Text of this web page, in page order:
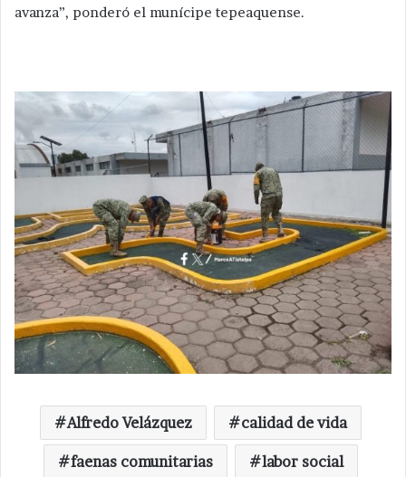
avanza”, ponderó el munícipe tepeaquense.
Alfredo Velázquez calidad de vida
faenas comunitarias labor social